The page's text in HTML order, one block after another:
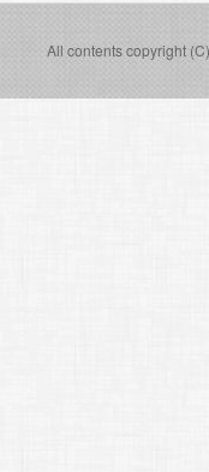
All contents copyright